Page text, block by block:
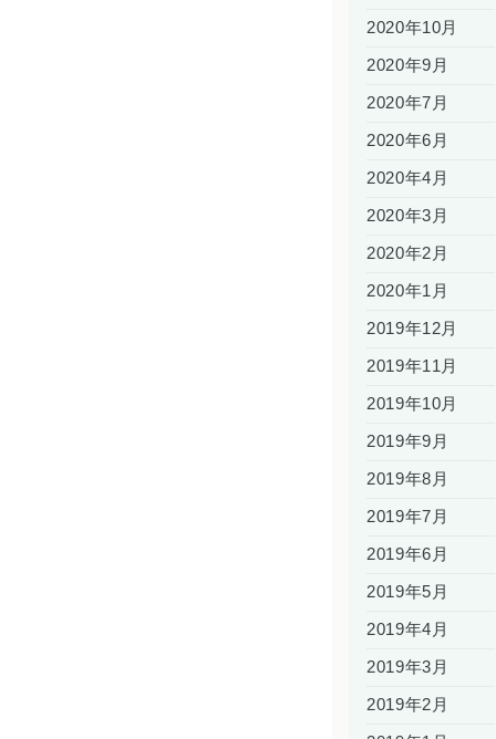
2020年10月
2020年9月
2020年7月
2020年6月
2020年4月
2020年3月
2020年2月
2020年1月
2019年12月
2019年11月
2019年10月
2019年9月
2019年8月
2019年7月
2019年6月
2019年5月
2019年4月
2019年3月
2019年2月